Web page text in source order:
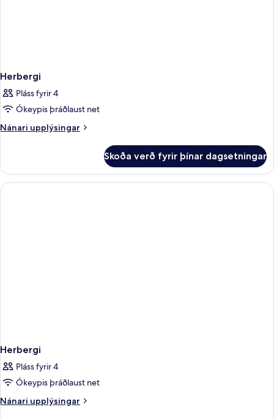
Herbergi
Pláss fyrir 4
Ókeypis þráðlaust net
Nánari upplýsingar
Nánari
Skoða verð fyrir þínar dagsetningar
Herbergi
Pláss fyrir 4
Ókeypis þráðlaust net
Nánari upplýsingar
Nánari